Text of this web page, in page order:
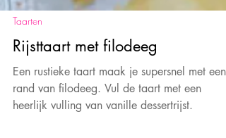
Taarten
Rijsttaart met filodeeg